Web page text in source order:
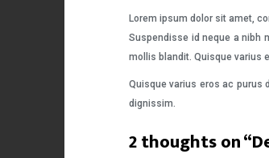
Lorem ipsum dolor sit amet,
Suspendisse id neque a nibh
mollis blandit. Quisque varius
Quisque varius eros ac purus
dignissim.
2 thoughts on “